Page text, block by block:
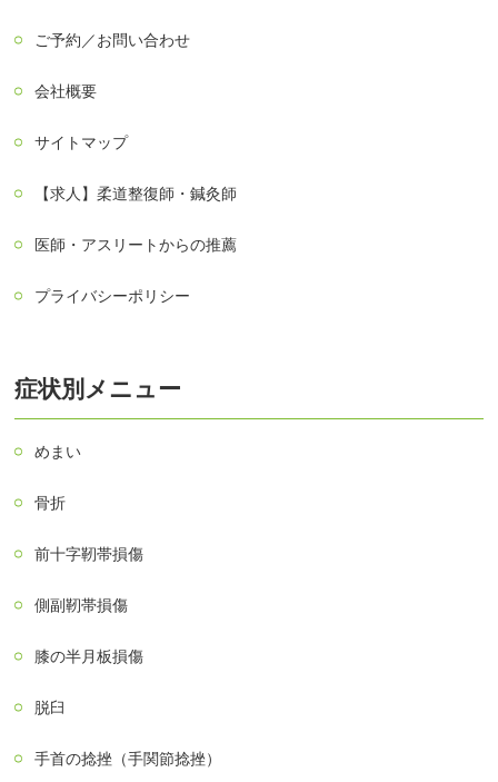
ご予約／お問い合わせ
会社概要
サイトマップ
【求人】柔道整復師・鍼灸師
医師・アスリートからの推薦
プライバシーポリシー
症状別メニュー
めまい
骨折
前十字靭帯損傷
側副靭帯損傷
膝の半月板損傷
脱臼
手首の捻挫（手関節捻挫）